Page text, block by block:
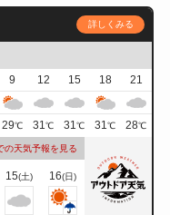
詳しくみる
9 12 15 18
21
29℃ 31℃ 31℃ 31℃ 28℃
の天気予報を見る
15(土) 16(日)